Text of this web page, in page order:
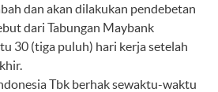
dan akan dilakukan pendebetan
dari Tabungan Maybank
30 (tiga puluh) hari kerja setelah
Tbk berhak sewaktu-waktu